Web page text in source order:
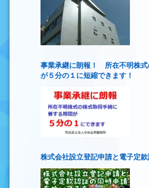
事業承継に朗報！ 所在不明株式
が５分の１に短縮できます！
株式会社設立登記申請と電子定